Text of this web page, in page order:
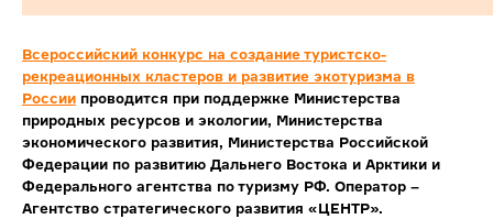
Всероссийский конкурс на создание туристско-
рекреационных кластеров и развитие экотуризма в
России проводится при поддержке Министерства
природных ресурсов и экологии, Министерства
экономического развития, Министерства Российской
Федерации по развитию Дальнего Востока и Арктики и
Федерального агентства по туризму РФ. Оператор –
Агентство стратегического развития «ЦЕНТР».